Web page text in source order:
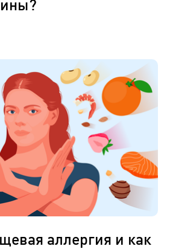
аллергия и как